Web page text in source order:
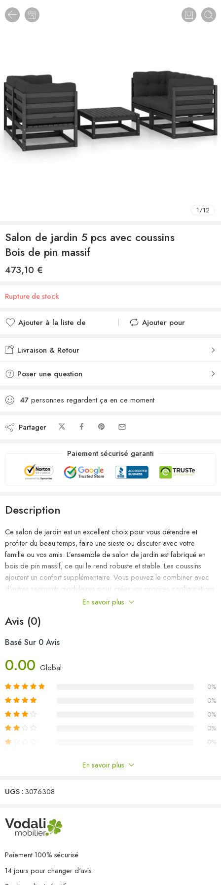
1/12
Salon de jardin 5 pcs avec coussins
Bois de pin massif
473,10 €
Rupture de stock
Ajouter à la liste de
Ajouté à la liste de
Ajouter pour
Livraison & Retour
Poser une question
47 personnes regardent ça en ce moment
Partager
Paiement sécurisé garanti
Description
Ce salon de jardin est un excellent choix pour vous détendre et
profiter du beau temps, faire une sieste ou discuter avec votre
famille ou vos amis. L’ensemble de salon de jardin est fabriqué en
bois de pin massif, ce qui le rend robuste et stable. Les coussins
ajoutent un confort supplémentaire. Vous pouvez le combiner avec
d’autres segments modulaires pour créer vos propres configurations
de salon de jardin ! Remarque : afin de prolonger la durée de vie
avec une housse imperméable.
Couleur : noir
Matériau : bois de pin massif, tissu (100 % polyester)
Dimensions de la table : 70 x 70 x 30 cm (l x P x H)
Dimensions du coussin de siège : 70 x 70 x 8 cm (L x l x é)
Dimensions du coussin de dossier/latéral : 70 x 40 x 8 cm (L x l x
é)
Capacité de charge maximale (par siège) : 110 kg
4 x coussin de siège
En savoir plus
Avis (0)
Basé Sur 0 Avis
0.00 Global
0%
0%
0%
0%
0%
Il n'y a pas encore de critiques.
En savoir plus
UGS :3076308
Paiement 100% sécurisé
14 jours pour changer d'avis